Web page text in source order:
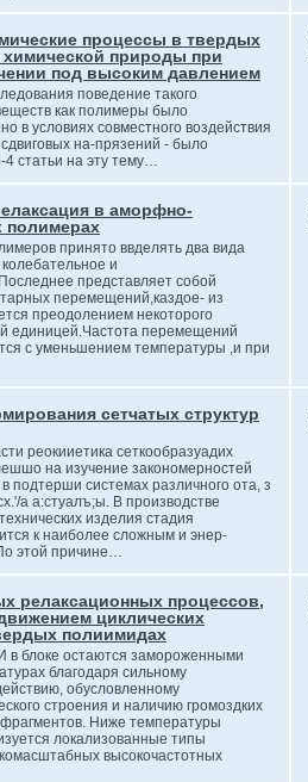
процессы в твердых
химической природы при
под высоким давлением
поведение такого
как полимеры было
в условиях совместного воздействия
на-прязений - было
статьи на эту тему…
в аморфно-
полимерах
принято ввделять два вида
и
представляет собой
перемещений,каздое- из
преодолением некоторого
единицей.Частота перемещений
с уменьшением температуры ,и при
сетчатых структур
реокииетика сеткообразуадих
на изучение закономерностей
подтерши системах различного ота, з
а а:стуалъ;ы. В производстве
изделия стадия
к наиболее сложным и энер-
этой причине…
релаксационных процессов,
циклических
полиимидах
блоке остаются замороженными
благодаря сильному
обусловленному
строения и наличию громоздких
фрагментов. Ниже температуры
локализованные типы
высокочастотных